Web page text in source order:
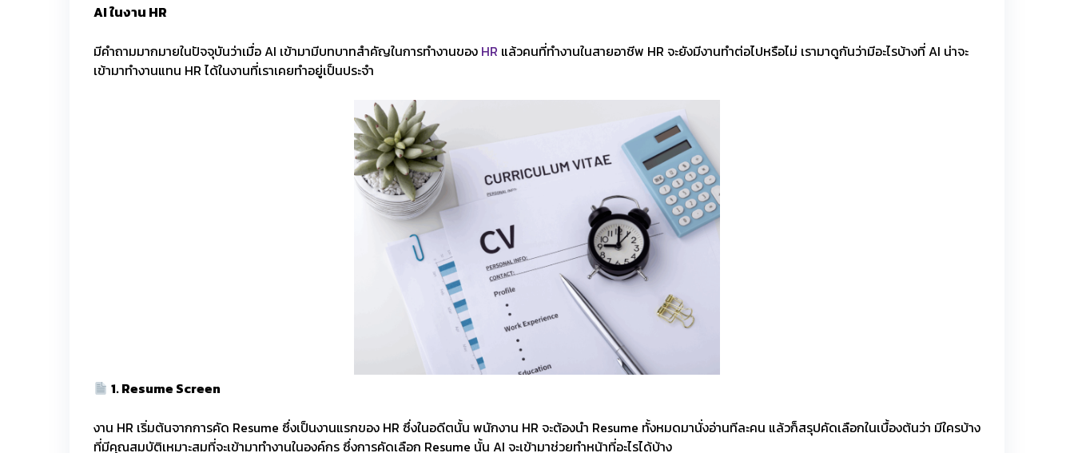
AI ในงาน HR
มีคำถามมากมายในปัจจุบันว่าเมื่อ AI เข้ามามีบทบาทสำคัญในการทำงานของ HR แล้วคนที่ทำงานในสายอาชีพ HR จะยังมีงานทำต่อไปหรือไม่ เรามาดูกันว่ามีอะไรบ้างที่ AI น่าจะ
เข้ามาทำงานแทน HR ได้ในงานที่เราเคยทำอยู่เป็นประจำ
1. Resume Screen
งาน HR เริ่มต้นจากการคัด Resume ซึ่งเป็นงานแรกของ HR ซึ่งในอดีตนั้น พนักงาน HR จะต้องนำ Resume ทั้งหมดมานั่งอ่านทีละคน แล้วก็สรุปคัดเลือกในเบื้องต้นว่า มีใครบ้าง
ที่มีคุณสมบัติเหมาะสมที่จะเข้ามาทำงานในองค์กร ซึ่งการคัดเลือก Resume นั้น AI จะเข้ามาช่วยทำหน้าที่อะไรได้บ้าง